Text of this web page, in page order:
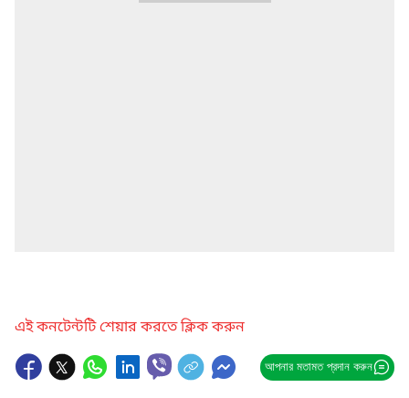
এই কনটেন্টটি শেয়ার করতে ক্লিক করুন
আপনার মতামত প্রদান করুন